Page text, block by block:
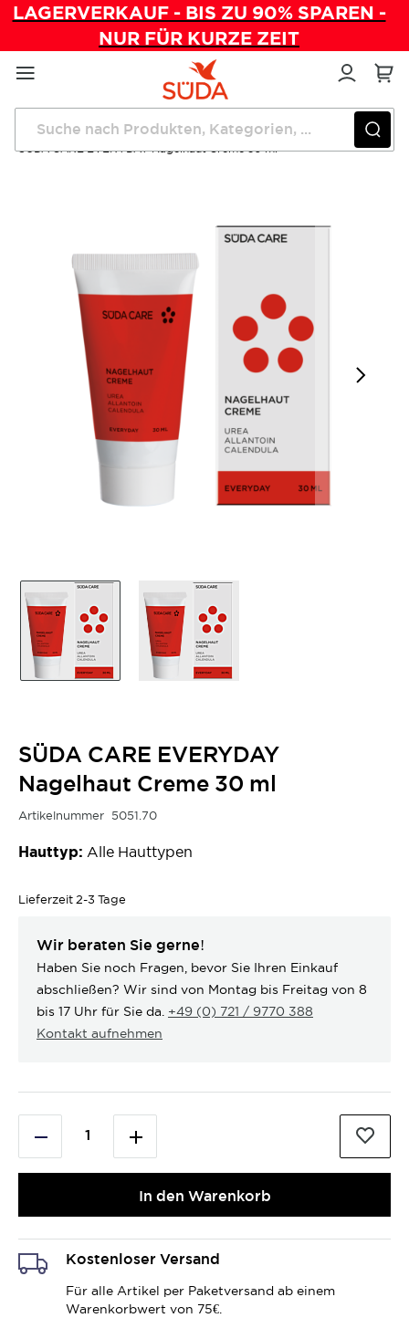
LAGERVERKAUF - BIS ZU 90% SPAREN -
NUR FÜR KURZE ZEIT
Direkt
zum
Inhalt
Startseite
Pflegeprodukte
SÜDA CARE EVERYDAY Nagelhaut Creme 30 ml
SÜDA CARE EVERYDAY
Nagelhaut Creme 30 ml
Artikelnummer 5051.70
Hauttyp: Alle Hauttypen
Lieferzeit 2-3 Tage
Wir beraten Sie gerne!
Haben Sie noch Fragen, bevor Sie Ihren Einkauf
abschließen? Wir sind von Montag bis Freitag von 8
bis 17 Uhr für Sie da. +49 (0) 721 / 9770 388
Kontakt aufnehmen
In den Warenkorb
Kostenloser Versand
Für alle Artikel per Paketversand ab einem
Warenkorbwert von 75€.